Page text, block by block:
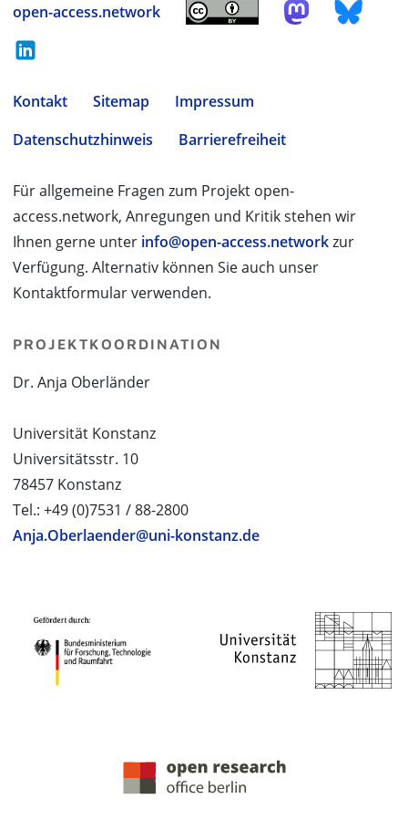
open-access.network
Kontakt Sitemap
Impressum
Datenschutzhinweis
Barrierefreiheit
Für allgemeine Fragen zum Projekt open-
access.network, Anregungen und Kritik stehen wir
Ihnen gerne unter info@open-access.networkzur
Verfügung. Alternativ können Sie auch unser
Kontaktformular verwenden.
PROJEKTKOORDINATION
Dr. Anja Oberländer
Universität Konstanz
Universitätsstr. 10
78457 Konstanz
Tel.: +49 (0)7531 / 88-2800
Anja.Oberlaender@uni-konstanz.de